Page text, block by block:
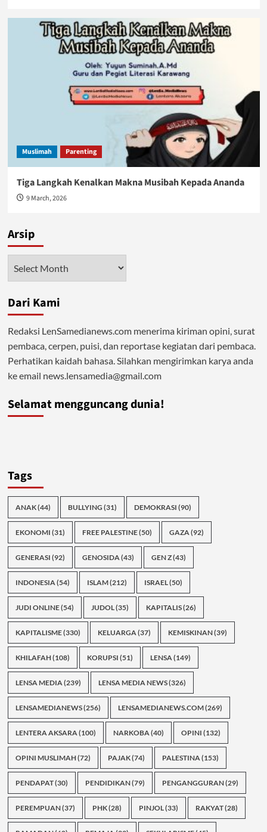
Muslimah Parenting
Tiga Langkah Kenalkan Makna Musibah Kepada Ananda
9 March, 2026
Arsip
Dari Kami
Redaksi LenSamedianews.com menerima kiriman opini, surat
pembaca, cerpen, puisi, dan reportase kegiatan dari pembaca.
Perhatikan kaidah bahasa. Silahkan mengirimkan karya anda
ke email news.lensamedia@gmail.com
Selamat mengguncang dunia!
Tags
ANAK(44) BULLYING (31) DEMOKRASI (90)
EKONOMI (31) FREE PALESTINE(50) GAZA(92)
GENERASI (92) GENOSIDA(43) GEN Z(43)
INDONESIA(54) ISLAM(212) ISRAEL(50)
JUDI ONLINE(54) JUDOL(35) KAPITALIS(26)
KAPITALISME(330) KELUARGA(37) KEMISKINAN(39)
KHILAFAH(108) KORUPSI (51) LENSA(149)
LENSA MEDIA(239) LENSA MEDIA NEWS(326)
LENSAMEDIANEWS(256) LENSAMEDIANEWS.COM(269)
LENTERA AKSARA(100) NARKOBA(40) OPINI (132)
OPINI MUSLIMAH(72) PAJAK(74) PALESTINA(153)
PENDAPAT(30) PENDIDIKAN(79) PENGANGGURAN(29)
PEREMPUAN(37) PHK(28) PINJOL(33) RAKYAT(28)